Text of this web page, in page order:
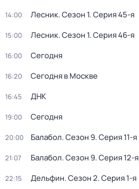
14:00 Лесник. Сезон 1. Серия 45-я
15:00 Лесник. Сезон 1. Серия 46-я
16:00 Сегодня
16:20 Сегодня в Москве
16:45 ДНК
19:00 Сегодня
20:00 Балабол. Сезон 9. Серия 11-я
21:07 Балабол. Сезон 9. Серия 12-я
22:15 Дельфин. Сезон 2. Серия 1-я